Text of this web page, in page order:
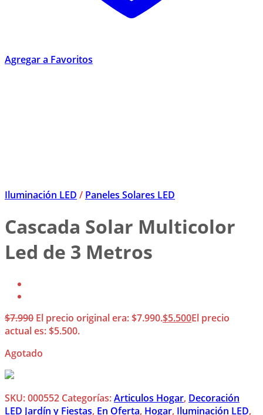
Agregar a Favoritos
Iluminación LED / Paneles Solares LED
Cascada Solar Multicolor
Led de 3 Metros
$7.990 El precio original era: $7.990.$5.500El precio
actual es: $5.500.
Agotado
SKU:000552 Categorías:Articulos Hogar, Decoración
LED Jardín y Fiestas, En Oferta, Hogar, Iluminación LED,